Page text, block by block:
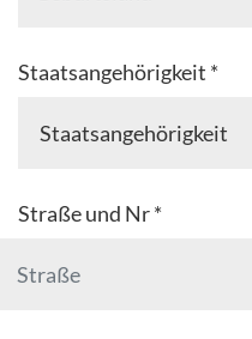
Staatsangehörigkeit *
Straße und Nr *